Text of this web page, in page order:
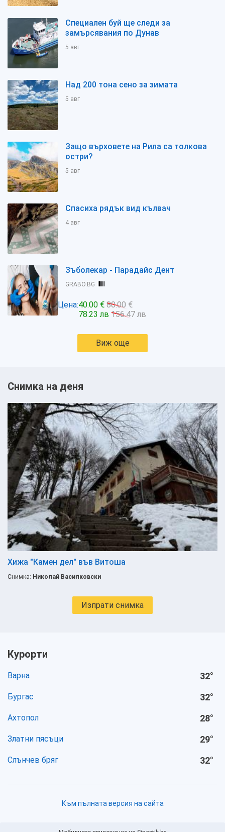
Специален буй ще следи за
замърсявания по Дунав
5 авг
Над 200 тона сено за зимата
5 авг
Защо върховете на Рила са толкова
остри?
5 авг
Спасиха рядък вид кълвач
4 авг
Зъболекар - Парадайс Дент
GRABO.BG
Цена:40.00 € 80.00 €
78.23 лв 156.47 лв
Виж още
Снимка на деня
Хижа "Камен дел" във Витоша
Снимка: Николай Василковски
Изпрати снимка
Курорти
Варна 32°
Бургас 32°
Ахтопол 28°
Златни пясъци 29°
Слънчев бряг 32°
Към пълната версия на сайта